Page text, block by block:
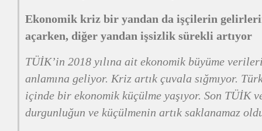
Ekonomik kriz bir yandan da işçilerin
açarken, diğer yandan işsizlik sürekli artıyor
TÜİK’in 2018 yılına ait ekonomik büyüme
anlamına geliyor. Kriz artık çuvala sığmıyor.
içinde bir ekonomik küçülme yaşıyor. Son TÜİK
durgunluğun ve küçülmenin artık saklanamaz